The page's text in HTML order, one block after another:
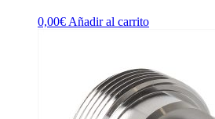
0,00€ Añadir al carrito